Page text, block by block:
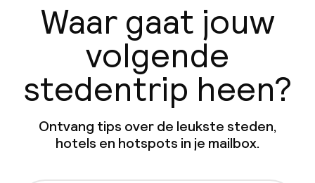
Waar gaat jouw
volgende
stedentrip heen?
Ontvang tips over de leukste steden,
hotels en hotspots in je mailbox.